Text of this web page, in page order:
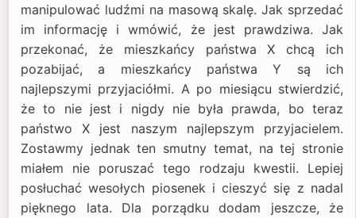
manipulować ludźmi na masową skalę. Jak sprzedać
im informację i wmówić, że jest prawdziwa. Jak
przekonać, że mieszkańcy państwa X chcą ich
pozabijać, a mieszkańcy państwa Y są ich
najlepszymi przyjaciółmi. A po miesiącu stwierdzić,
że to nie jest i nigdy nie była prawda, bo teraz
państwo X jest naszym najlepszym przyjacielem.
Zostawmy jednak ten smutny temat, na tej stronie
miałem nie poruszać tego rodzaju kwestii. Lepiej
posłuchać wesołych piosenek i cieszyć się z nadal
pięknego lata. Dla porządku dodam jeszcze, że